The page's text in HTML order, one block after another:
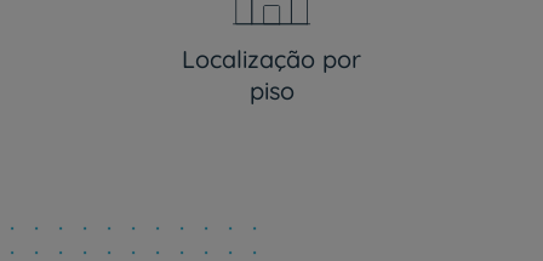
Localização por
piso